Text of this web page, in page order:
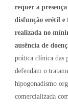
requer a
disfunção erétil e
realizada no
ausência de
prática clínica das
defendam o
hipogonadismo
comercializada